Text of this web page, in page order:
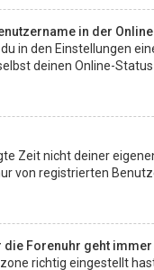
in der
in den Einstellungen
deinen Online-
Zeit nicht deiner
von registrierten
die Forenuhr geht
richtig eingestellt